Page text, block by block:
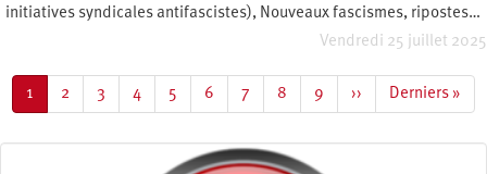
initiatives syndicales antifascistes), Nouveaux fascismes, ripostes…
Vendredi 25 juillet 2025
Page
courante
1 Page
2 Page
3 Page
4 Page
5 Page
6 Page
7 Page
8 Page
9
Page
suivante
››
Dernière
page
Derniers »